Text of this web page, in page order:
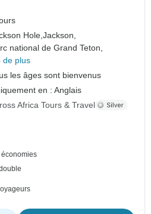
Hole,Jackson,
national de Grand Teton,
de plus
les âges sont bienvenus
en : Anglais
Africa Tours & Travel